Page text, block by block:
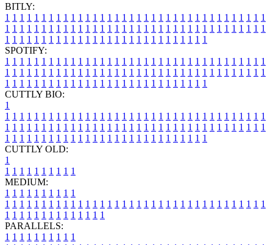
BITLY:
1 1 1 1 1 1 1 1 1 1 1 1 1 1 1 1 1 1 1 1 1 1 1 1 1 1 1 1 1 1 1 1 1 1 1 1
1 1 1 1 1 1 1 1 1 1 1 1 1 1 1 1 1 1 1 1 1 1 1 1 1 1 1 1 1 1 1 1 1 1 1 1
1 1 1 1 1 1 1 1 1 1 1 1 1 1 1 1 1 1 1 1 1 1 1 1 1 1 1 1
SPOTIFY:
1 1 1 1 1 1 1 1 1 1 1 1 1 1 1 1 1 1 1 1 1 1 1 1 1 1 1 1 1 1 1 1 1 1 1 1
1 1 1 1 1 1 1 1 1 1 1 1 1 1 1 1 1 1 1 1 1 1 1 1 1 1 1 1 1 1 1 1 1 1 1 1
1 1 1 1 1 1 1 1 1 1 1 1 1 1 1 1 1 1 1 1 1 1 1 1 1 1 1 1
CUTTLY BIO:
1
1 1 1 1 1 1 1 1 1 1 1 1 1 1 1 1 1 1 1 1 1 1 1 1 1 1 1 1 1 1 1 1 1 1 1 1
1 1 1 1 1 1 1 1 1 1 1 1 1 1 1 1 1 1 1 1 1 1 1 1 1 1 1 1 1 1 1 1 1 1 1 1
1 1 1 1 1 1 1 1 1 1 1 1 1 1 1 1 1 1 1 1 1 1 1 1 1 1 1 1
CUTTLY OLD:
1
1 1 1 1 1 1 1 1 1 1
MEDIUM:
1 1 1 1 1 1 1 1 1 1
1 1 1 1 1 1 1 1 1 1 1 1 1 1 1 1 1 1 1 1 1 1 1 1 1 1 1 1 1 1 1 1 1 1 1 1
1 1 1 1 1 1 1 1 1 1 1 1 1 1
PARALLELS:
1 1 1 1 1 1 1 1 1 1